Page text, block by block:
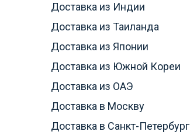
Доставка из Индии
Доставка из Таиланда
Доставка из Японии
Доставка из Южной Кореи
Доставка из ОАЭ
Доставка в Москву
Доставка в Санкт-Петербург